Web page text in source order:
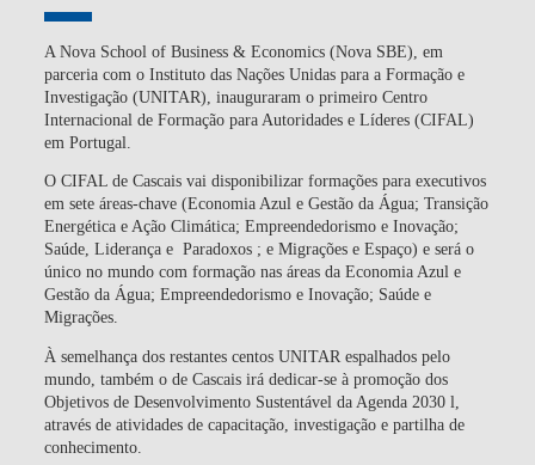
A Nova School of Business & Economics (Nova SBE), em
parceria com o Instituto das Nações Unidas para a Formação e
Investigação (UNITAR), inauguraram o primeiro Centro
Internacional de Formação para Autoridades e Líderes (CIFAL)
em Portugal.
O CIFAL de Cascais vai disponibilizar formações para executivos
em sete áreas-chave (Economia Azul e Gestão da Água; Transição
Energética e Ação Climática; Empreendedorismo e Inovação;
Saúde, Liderança e Paradoxos ; e Migrações e Espaço) e será o
único no mundo com formação nas áreas da Economia Azul e
Gestão da Água; Empreendedorismo e Inovação; Saúde e
Migrações.
À semelhança dos restantes centos UNITAR espalhados pelo
mundo, também o de Cascais irá dedicar-se à promoção dos
Objetivos de Desenvolvimento Sustentável da Agenda 2030 l,
através de atividades de capacitação, investigação e partilha de
conhecimento.